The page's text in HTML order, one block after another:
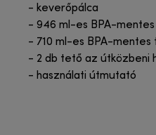
- keverőpálca
- 946 ml-es BPA-
- 710 ml-es BPA-mentes
- 2 db tető az útközbeni
- használati útmutató